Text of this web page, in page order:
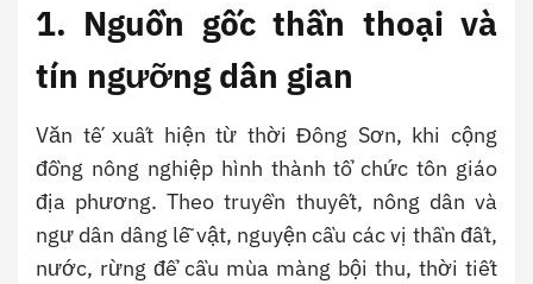
1. Nguồn gốc thần thoại và
tín ngưỡng dân gian
Văn tế xuất hiện từ thời Đông Sơn, khi cộng
đồng nông nghiệp hình thành tổ chức tôn giáo
địa phương. Theo truyền thuyết, nông dân và
ngư dân dâng lễ vật, nguyện cầu các vị thần đất,
nước, rừng để cầu mùa màng bội thu, thời tiết